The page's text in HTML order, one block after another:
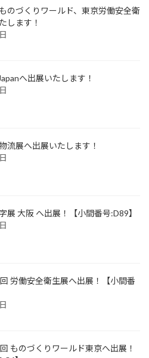
のづくりワールド、東京労働安全衛
します！
へ出展いたします！
流展へ出展いたします！
展 大阪 へ出展！【小間番号:D89】
回 労働安全衛生展へ出展！【小間番
ものづくりワールド東京へ出展！